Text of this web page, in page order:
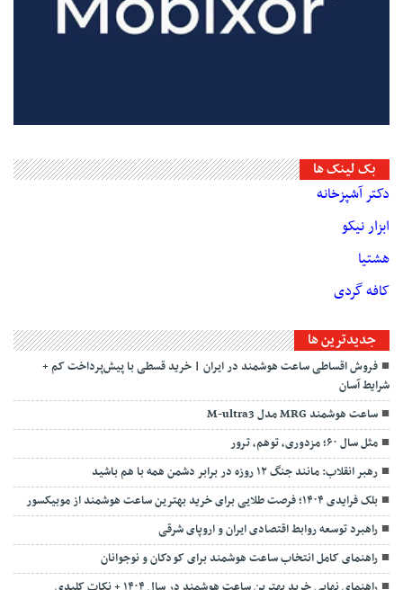
بک لینک ها
دکتر آشپزخانه
ابزار نیکو
هشتیا
کافه گردی
جديدترين ها
فروش اقساطی ساعت هوشمند در ایران | خرید قسطی با پیش‌پرداخت کم +
شرایط آسان
ساعت هوشمند MRG مدل M-ultra3
مثل سال ۶۰؛ مزدوری، توهم، ترور
رهبر انقلاب: مانند جنگ ۱۲ روزه در برابر دشمن همه با هم باشید
بلک فرایدی ۱۴۰۴؛ فرصت طلایی برای خرید بهترین ساعت هوشمند از موبیکسور
راهبرد توسعه روابط اقتصادی ایران و اروپای شرقی
راهنمای کامل انتخاب ساعت هوشمند برای کودکان و نوجوانان